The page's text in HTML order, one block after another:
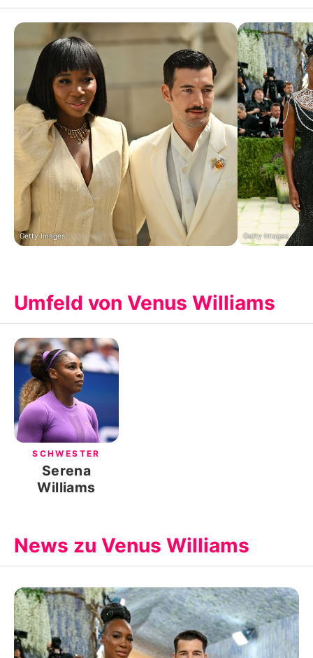
Getty Images Getty Images
Umfeld von Venus Williams
SCHWESTER
Serena
Williams
News zu Venus Williams